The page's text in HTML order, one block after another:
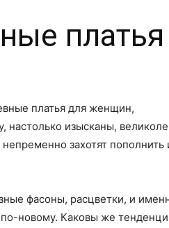
и
все
платья
платья для женщин,
изысканы,
захотят пополнить
фасоны, расцветки, и
новому. Каковы же